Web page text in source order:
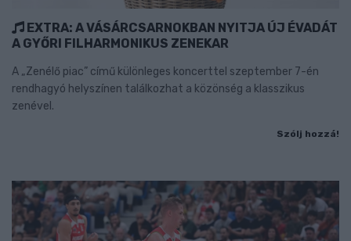
EXTRA: A VÁSÁRCSARNOKBAN NYITJA ÚJ ÉVADÁT
A GYŐRI FILHARMONIKUS ZENEKAR
A „Zenélő piac” című különleges koncerttel szeptember 7-én
rendhagyó helyszínen találkozhat a közönség a klasszikus
zenével.
Szólj hozzá!